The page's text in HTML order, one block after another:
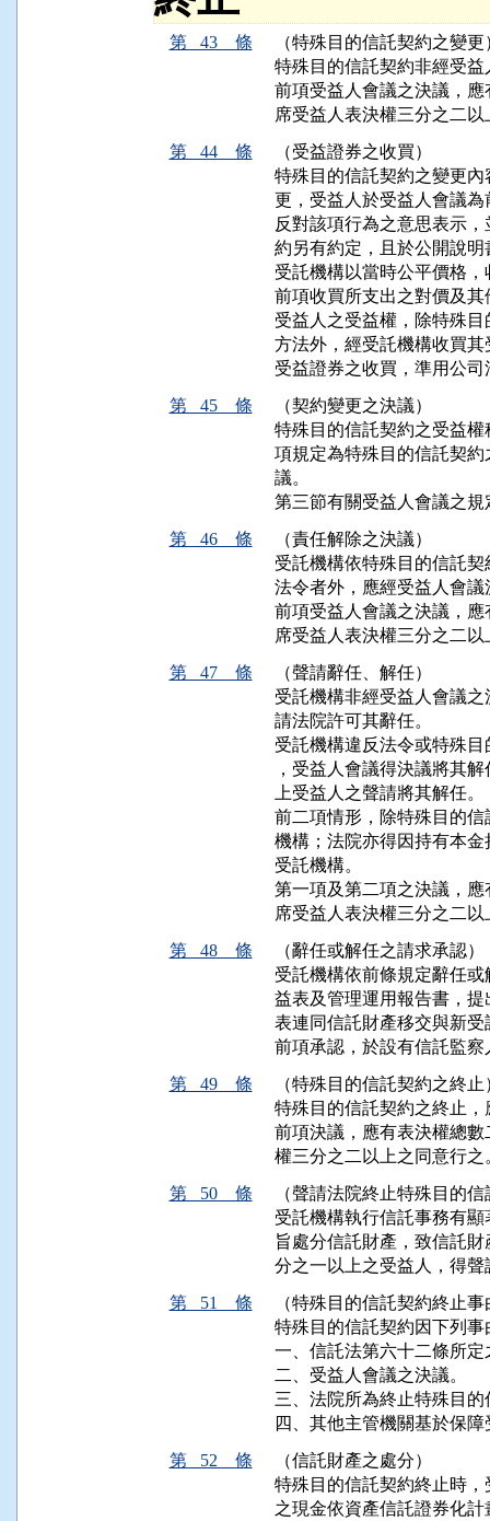
第 43 條
（特殊目的信託契約之變更
特殊目的信託契約非經受
前項受益人會議之決議，
席受益人表決權三分之二
第 44 條
（受益證券之收買）
特殊目的信託契約之變更
更，受益人於受益人會議
反對該項行為之意思表示
約另有約定，且於公開說
受託機構以當時公平價格
前項收買所支出之對價及
受益人之受益權，除特殊
方法外，經受託機構收買
受益證券之收買，準用公
第 45 條
（契約變更之決議）
特殊目的信託契約之受益
項規定為特殊目的信託契
議。
第三節有關受益人會議之
第 46 條
（責任解除之決議）
受託機構依特殊目的信託
法令者外，應經受益人會
前項受益人會議之決議，
席受益人表決權三分之二
第 47 條
（聲請辭任、解任）
受託機構非經受益人會議
請法院許可其辭任。
受託機構違反法令或特殊
，受益人會議得決議將其
上受益人之聲請將其解任。
前二項情形，除特殊目的
機構；法院亦得因持有本
受託機構。
第一項及第二項之決議，
席受益人表決權三分之二
第 48 條
（辭任或解任之請求承認）
受託機構依前條規定辭任
益表及管理運用報告書，
表連同信託財產移交與新受
前項承認，於設有信託監
第 49 條
（特殊目的信託契約之終止
特殊目的信託契約之終止
前項決議，應有表決權總
權三分之二以上之同意行之
第 50 條
（聲請法院終止特殊目的
受託機構執行信託事務有
旨處分信託財產，致信託
分之一以上之受益人，得
第 51 條
（特殊目的信託契約終止事
特殊目的信託契約因下列事
一、信託法第六十二條所
二、受益人會議之決議。
三、法院所為終止特殊目
四、其他主管機關基於保
第 52 條
（信託財產之處分）
特殊目的信託契約終止時
之現金依資產信託證券化計